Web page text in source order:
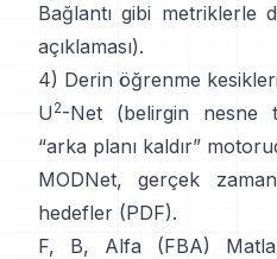
Bağlantı gibi metriklerle
açıklaması).
4) Derin öğrenme
U2-Net (belirgin nesne
“arka planı kaldır”
MODNet, gerçek
hedefler (PDF).
F, B, Alfa (FBA)